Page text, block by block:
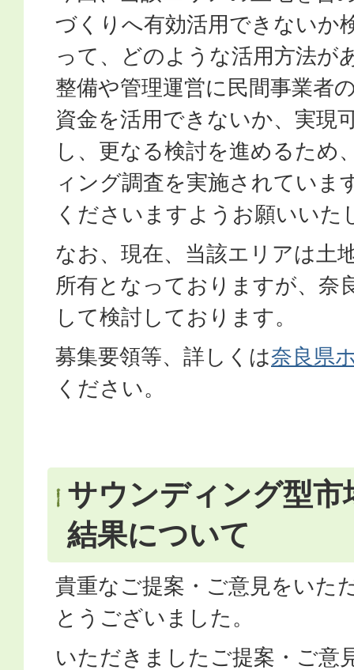
づくりへ有効活用できないか
って、どのような活用方法が
整備や管理運営に民間事業者
資金を活用できないか、実現
し、更なる検討を進めるため
ィング調査を実施されていま
くださいますようお願いいた
なお、現在、当該エリアは土
所有となっておりますが、奈
して検討しております。
募集要領等、詳しくは奈良県
ください。
サウンディング型市
結果について
貴重なご提案・ご意見をいた
とうございました。
いただきましたご提案・ご意